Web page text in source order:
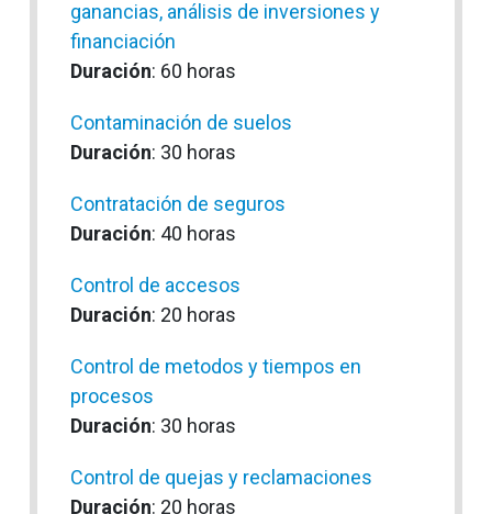
ganancias, análisis de inversiones y
financiación
Duración: 60 horas
Contaminación de suelos
Duración: 30 horas
Contratación de seguros
Duración: 40 horas
Control de accesos
Duración: 20 horas
Control de metodos y tiempos en
procesos
Duración: 30 horas
Control de quejas y reclamaciones
Duración: 20 horas